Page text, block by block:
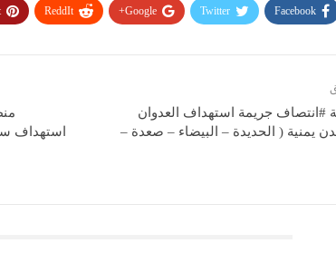
Facebook
Twitter
Google+
ReddIt
#انتصاف جريمة استهداف العدوان
يمنية ( الحديدة – البيضاء – صعدة –
استهداف